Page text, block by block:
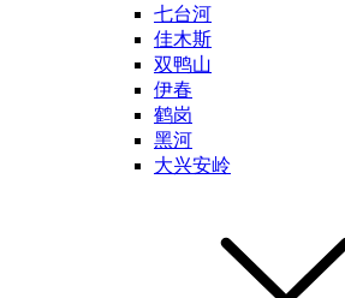
七台河
佳木斯
双鸭山
伊春
鹤岗
黑河
大兴安岭